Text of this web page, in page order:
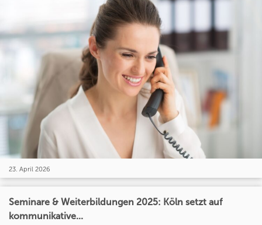
23. April 2026
Seminare & Weiterbildungen 2025: Köln setzt auf
kommunikative...